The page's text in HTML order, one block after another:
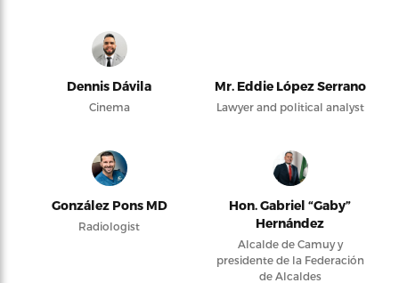
Dennis Dávila
Cinema
Mr. Eddie López Serrano
Lawyer and political analyst
González Pons MD
Radiologist
Hon. Gabriel “Gaby”
Hernández
Alcalde de Camuy y
presidente de la Federación
de Alcaldes